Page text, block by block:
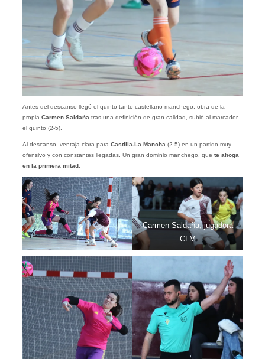
Antes del descanso llegó el quinto tanto castellano-manchego, obra de la
propia Carmen Saldaña tras una definición de gran calidad, subió al marcador
el quinto (2-5).
Al descanso, ventaja clara para Castilla-La Mancha (2-5) en un partido muy
ofensivo y con constantes llegadas. Un gran dominio manchego, que te ahoga
en la primera mitad.
Carmen Saldaña, jugadora
CLM